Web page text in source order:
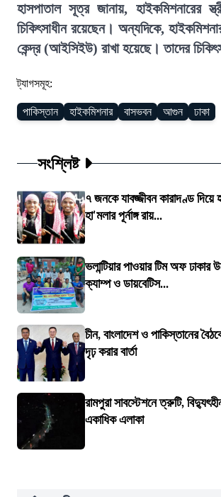
হাসপাতাল সূত্র জানায়, হাইকমিশনারের
চিকিৎসাধীন রয়েছেন। অন্যদিকে,
কেন্দ্র (আইসিইউ) রাখা হয়েছে। তাদের
ট্যাগসমূহ:
পাকিস্তান হাইকমিশনার বাসভবন আগুন ঢাকা
সংশ্লিষ্ট
৭ জনকে যাবজ্জীবন কারাদণ্ড দিয়ে
হা'মলার পূর্নাঙ্গ রায়...
ভলান্টিয়ার পাওয়ার টিম অফ ঢাকার
ক্যাম্প ও ডায়বেটিস...
চীন, বাংলাদেশ ও পাকিস্তানের
দৃঢ় করার বার্তা
রামপুরা সাবস্টেশনে ত্রুটি,
একাধিক এলাকা